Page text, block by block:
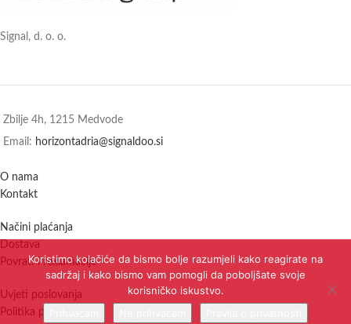
Signal, d. o. o.
Zbilje 4h, 1215 Medvode
Email: horizontadria@signaldoo.si
O nama
Kontakt
Načini plaćanja
Dostava
Povrati i reklamacije
Uvjeti poslovanja
Politika privatnosti
Koristimo kolačiće da bismo bolje razumjeli kako reagirate na
sadržaj i kako bismo vam pomogli da poboljšate svoje
korisničko iskustvo.